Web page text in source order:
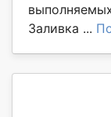
Заливка ...